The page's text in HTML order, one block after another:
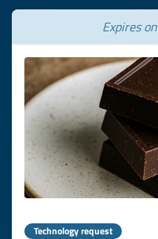
Expires on
Technology request